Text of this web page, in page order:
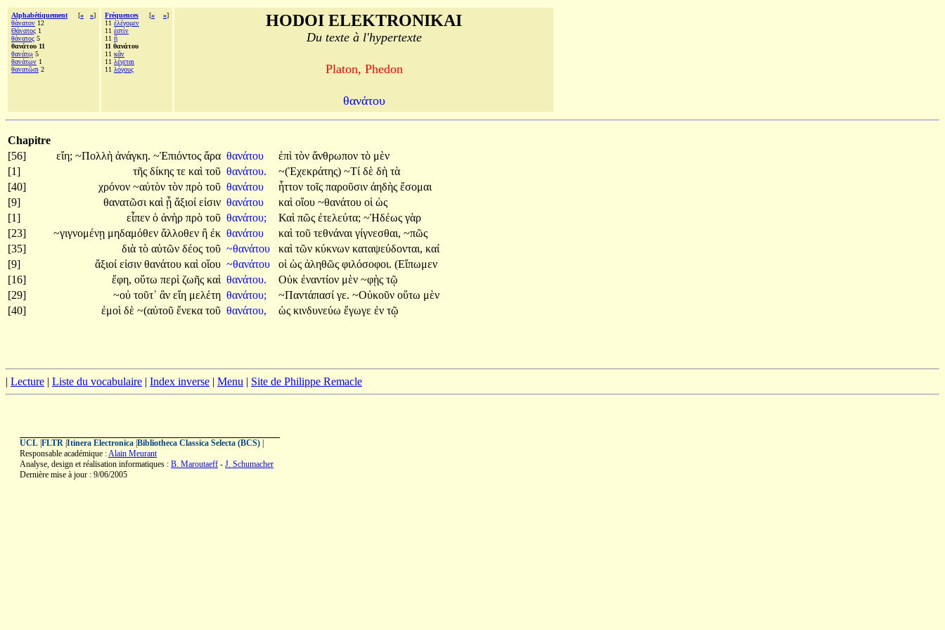
Alphabétiquement [« »]
θάνατον 12
Θάνατος 1
θάνατος 5
θανάτου 11
θανάτῳ 5
θανάτων 1
θανατῶσι 2
Fréquences [« »]
11 ἐλέγομεν
11 ἐστίν
11 ἤ
11 θανάτου
11 κἂν
11 λέγεται
11 λόγους
HODOI ELEKTRONIKAI
Du texte à l'hypertexte
Platon, Phedon
θανάτου
Chapitre
[56]
εἴη; ~Πολλὴ ἀνάγκη. ~Ἐπιόντος ἄρα θανάτου ἐπὶ τὸν ἄνθρωπον τὸ μὲν
[1]
τῆς δίκης τε καὶ τοῦ θανάτου. ~(Ἐχεκράτης) ~Τί δὲ δὴ τὰ
[40]
χρόνον ~αὐτὸν τὸν πρὸ τοῦ θανάτου ἧττον τοῖς παροῦσιν ἀηδὴς ἔσομαι
[9]
θανατῶσι καὶ ᾗ ἄξιοί εἰσιν θανάτου καὶ οἵου ~θανάτου οἱ ὡς
[1]
εἶπεν ὁ ἀνὴρ πρὸ τοῦ θανάτου; Καὶ πῶς ἐτελεύτα; ~Ἡδέως γὰρ
[23]
~γιγνομένῃ μηδαμόθεν ἄλλοθεν ἢ ἐκ θανάτου καὶ τοῦ τεθνάναι γίγνεσθαι, ~πῶς
[35]
διὰ τὸ αὑτῶν δέος τοῦ ~θανάτου καὶ τῶν κύκνων καταψεύδονται, καί
[9]
ἄξιοί εἰσιν θανάτου καὶ οἵου ~θανάτου οἱ ὡς ἀληθῶς φιλόσοφοι. (Εἴπωμεν
[16]
ἔφη, οὕτω περὶ ζωῆς καὶ θανάτου. Οὐκ ἐναντίον μὲν ~φῂς τῷ
[29]
~οὐ τοῦτ᾽ ἂν εἴη μελέτη θανάτου; ~Παντάπασί γε. ~Οὐκοῦν οὕτω μὲν
[40]
ἐμοὶ δὲ ~(αὐτοῦ ἕνεκα τοῦ θανάτου, ὡς κινδυνεύω ἔγωγε ἐν τῷ
| Lecture | Liste du vocabulaire | Index inverse | Menu | Site de Philippe Remacle
UCL FLTR Itinera Electronica Bibliotheca Classica Selecta (BCS)
Responsable académique :Alain Meurant
Analyse, design et réalisation informatiques : B. Maroutaeff - J. Schumacher
Dernière mise à jour : 9/06/2005